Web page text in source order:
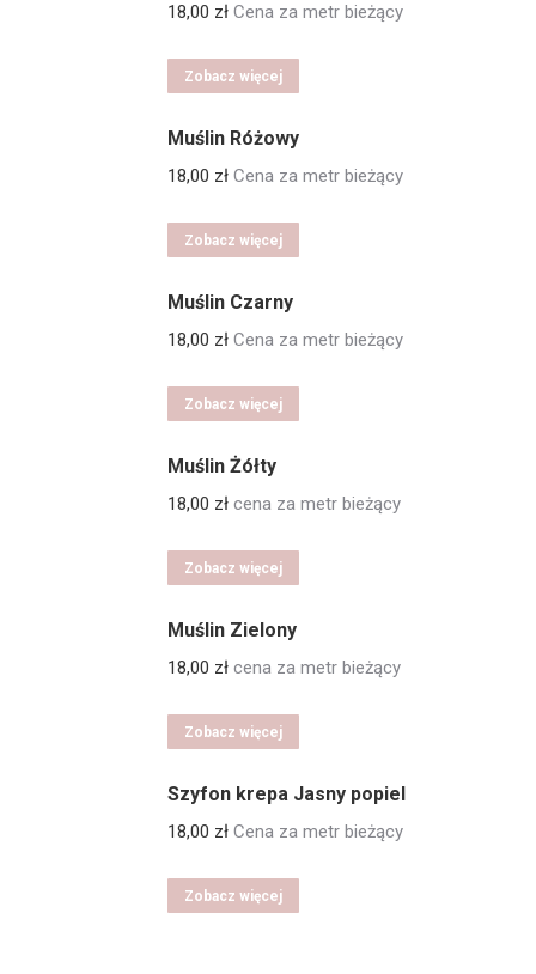
18,00 zł Cena za metr bieżący
Zobacz więcej
Muślin Różowy
18,00 zł Cena za metr bieżący
Zobacz więcej
Muślin Czarny
18,00 zł Cena za metr bieżący
Zobacz więcej
Muślin Żółty
18,00 zł cena za metr bieżący
Zobacz więcej
Muślin Zielony
18,00 zł cena za metr bieżący
Zobacz więcej
Szyfon krepa Jasny popiel
18,00 zł Cena za metr bieżący
Zobacz więcej